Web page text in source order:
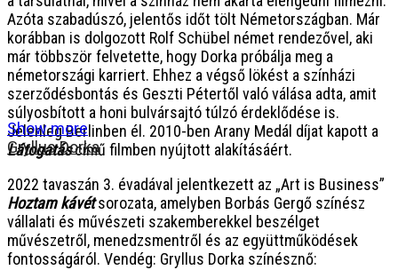
Azóta szabadúszó, jelentős időt tölt Németországban. Már
korábban is dolgozott Rolf Schübel német rendezővel, aki
már többször felvetette, hogy Dorka próbálja meg a
németországi karriert. Ehhez a végső lökést a színházi
szerződésbontás és Geszti Pétertől való válása adta, amit
súlyosbított a honi bulvársajtó túlzó érdeklődése is.
Jelenleg Berlinben él. 2010-ben Arany Medál díjat kapott a
Látogatáscímű filmben nyújtott alakításáért.
2022 tavaszán 3. évadával jelentkezett az „Art is Business”
Hoztam kávét sorozata, amelyben Borbás Gergő színész
vállalati és művészeti szakemberekkel beszélget
művészetről, menedzsmentről és az együttműködések
fontosságáról. Vendég: Gryllus Dorka színésznő:
Show more
Gryllus Dorka